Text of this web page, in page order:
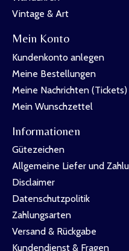
Vintage & Art
Mein Konto
Kundenkonto anlegen
Meine Bestellungen
Meine Nachrichten (Tickets)
Mein Wunschzettel
Informationen
Gütezeichen
Allgemeine Liefer und
Disclaimer
Datenschutzpolitik
Zahlungsarten
Versand & Rückgabe
Kundendienst & Fragen